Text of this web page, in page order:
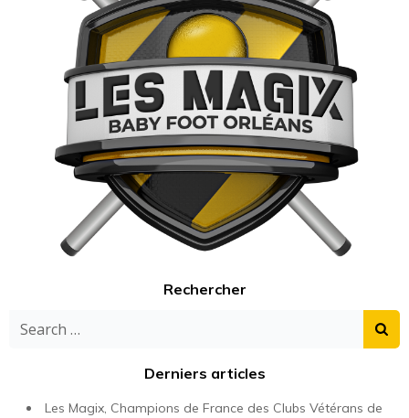
Rechercher
Search
Derniers articles
Les Magix, Champions de France des Clubs Vétérans de